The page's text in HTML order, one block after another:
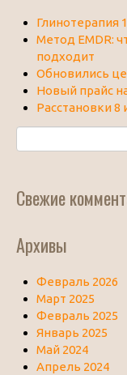
Глинотерапия
Метод EMDR:
подходит
Обновились
Новый прайс
Расстановки 8
Свежие
Архивы
Февраль 2026
Март 2025
Февраль 2025
Январь 2025
Май 2024
Апрель 2024